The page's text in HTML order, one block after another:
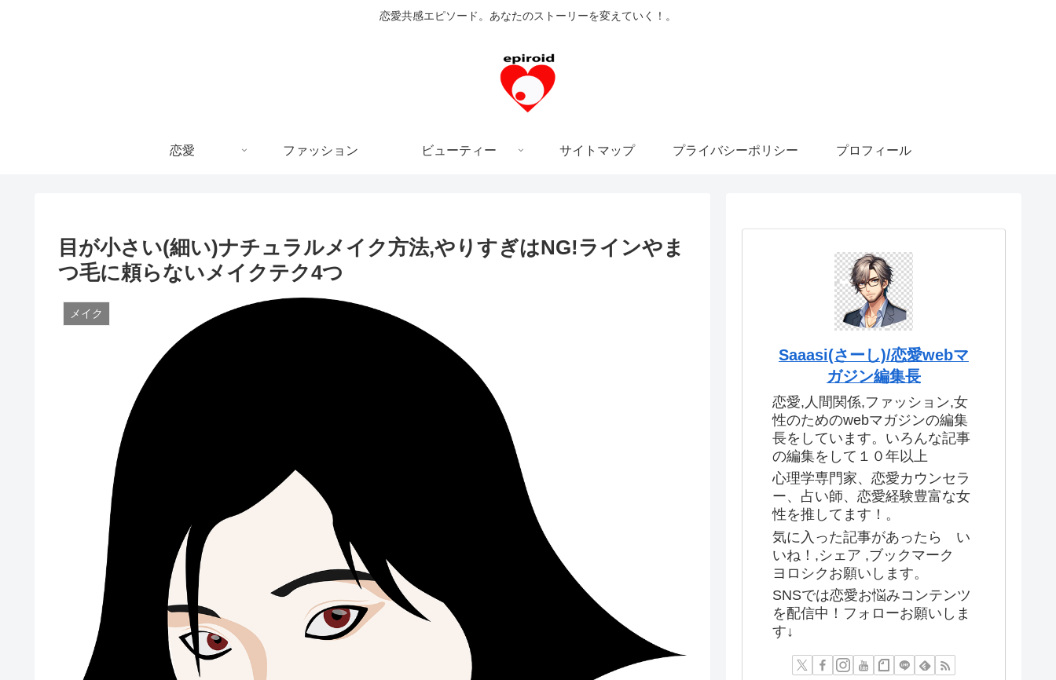
恋愛共感エピソード。あなたのストーリーを変えていく！。
恋愛 ファッション ビューティー サイトマップ プライバシーポリシー プロフィール
目が小さい(細い)ナチュラルメイク方法,やりすぎはNG!ラインやま
つ毛に頼らないメイクテク4つ
メイク
Saaasi(さーし)/恋愛webマ
ガジン編集長
恋愛,人間関係,ファッション,女
性のためのwebマガジンの編集
長をしています。いろんな記事
の編集をして１０年以上
心理学専門家、恋愛カウンセラ
ー、占い師、恋愛経験豊富な女
性を推してます！。
気に入った記事があったら い
いね！,シェア ,ブックマーク
ヨロシクお願いします。
SNSでは恋愛お悩みコンテンツ
を配信中！フォローお願いしま
す↓